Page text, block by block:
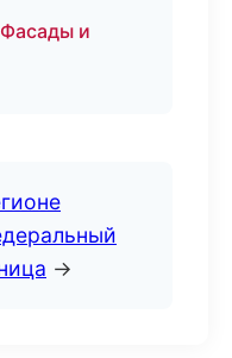
и
→